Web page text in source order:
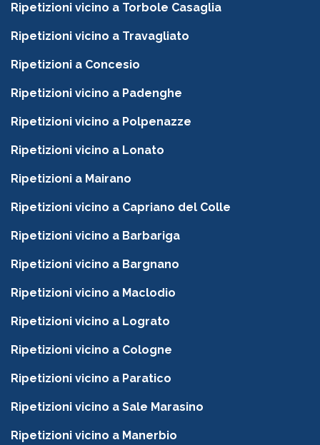
Ripetizioni vicino a Torbole Casaglia
Ripetizioni vicino a Travagliato
Ripetizioni a Concesio
Ripetizioni vicino a Padenghe
Ripetizioni vicino a Polpenazze
Ripetizioni vicino a Lonato
Ripetizioni a Mairano
Ripetizioni vicino a Capriano del Colle
Ripetizioni vicino a Barbariga
Ripetizioni vicino a Bargnano
Ripetizioni vicino a Maclodio
Ripetizioni vicino a Lograto
Ripetizioni vicino a Cologne
Ripetizioni vicino a Paratico
Ripetizioni vicino a Sale Marasino
Ripetizioni vicino a Manerbio